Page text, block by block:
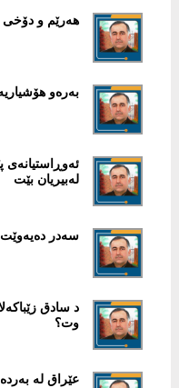
ھەرێم و دۆخی
بەرەو
ئەوڕاستیانەی
لەبیریان بێت
سەدر
د سادق
وت؟
عێراق لە